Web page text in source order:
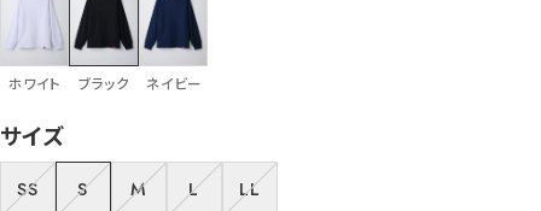
ホワイト ブラック ネイビー
サイズ
SS S M L LL